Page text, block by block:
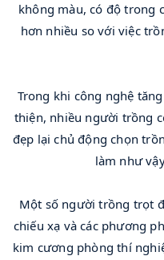
không màu, có độ trong
hơn nhiều so với việc
Trong khi công nghệ
thiện, nhiều người trồng
đẹp lại chủ động chọn
làm như
Một số người trồng trọt
chiếu xạ và các phương
kim cương phòng thí